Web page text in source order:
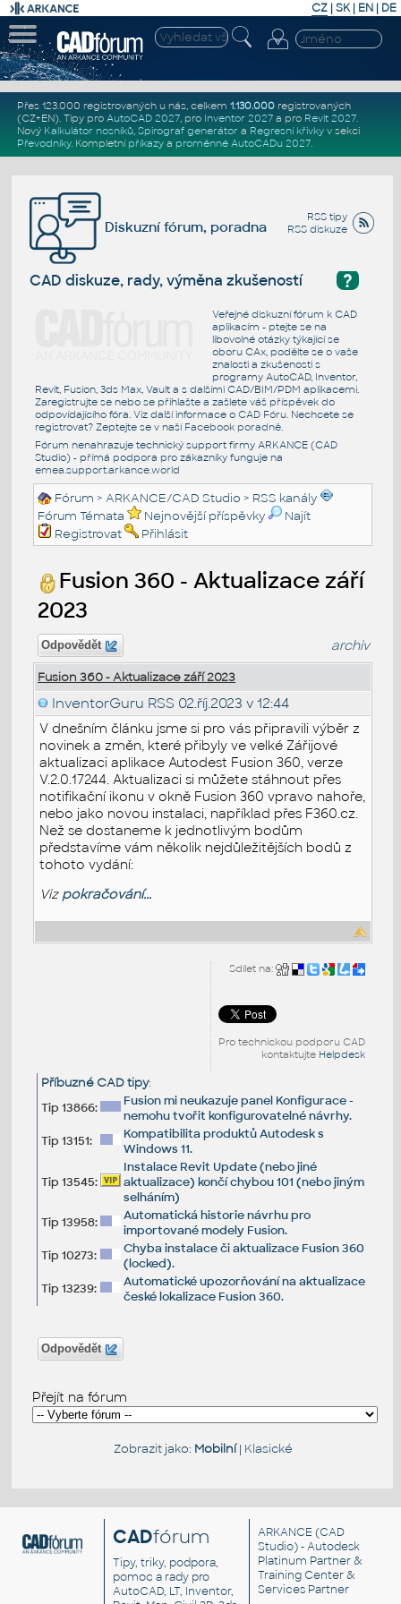
CZ | SK| EN | DE
Přes 123.000 registrovaných u nás, celkem 1.130.000registrovaných
(CZ+EN). Tipy pro AutoCAD 2027, pro Inventor 2027a pro Revit 2027.
Nový Kalkulátor nosníků, Spirograf generátor a Regresní křivkyv sekci
Převodníky. Kompletní příkazya proměnné AutoCADu 2027.
RSS tipy
RSS diskuze
Diskuzní fórum, poradna
?
CAD diskuze, rady, výměna zkušeností
Veřejné diskuzní fórum k CAD
aplikacím - ptejte se na
libovolné otázky týkající se
oboru CAx, podělte se o vaše
znalosti a zkušenosti s
programy AutoCAD, Inventor,
Revit, Fusion, 3ds Max, Vault a s dalšími CAD/BIM/PDM aplikacemi.
Zaregistrujte se nebo se přihlašte a zašlete váš příspěvek do
odpovídajícího fóra. Viz další informace o CAD Fóru. Nechcete se
registrovat? Zeptejte se v naší Facebook poradně.
Fórum nenahrazuje technický support firmy ARKANCE (CAD
Studio) - přímá podpora pro zákazníky funguje na
emea.support.arkance.world
Fórum >ARKANCE/CAD Studio > RSS kanály
Fórum Témata
Nejnovější příspěvky
Najít
Registrovat
Přihlásit
Fusion 360 - Aktualizace září
2023
Odpovědět archiv
Fusion 360 - Aktualizace září 2023
InventorGuru RSS 02.říj.2023 v 12:44
V dnešním článku jsme si pro vás připravili výběr z
novinek a změn, které přibyly ve velké Zářijové
aktualizaci aplikace Autodest Fusion 360, verze
V.2.0.17244. Aktualizaci si můžete stáhnout přes
notifikační ikonu v okně Fusion 360 vpravo nahoře,
nebo jako novou instalaci, například přes F360.cz.
Než se dostaneme k jednotlivým bodům
představíme vám několik nejdůležitějších bodů z
tohoto vydání:
Viz pokračování...
Sdílet na:
Pro technickou podporu CAD
kontaktujte Helpdesk
Příbuzné CAD tipy:
Tip 13866:
Fusion mi neukazuje panel Konfigurace -
nemohu tvořit konfigurovatelné návrhy.
Tip 13151:
Kompatibilita produktů Autodesk s
Windows 11.
Tip 13545:
Instalace Revit Update (nebo jiné
aktualizace) končí chybou 101 (nebo jiným
selháním)
Tip 13958:
Automatická historie návrhu pro
importované modely Fusion.
Tip 10273:
Chyba instalace či aktualizace Fusion 360
(locked).
Tip 13239:
Automatické upozorňování na aktualizace
české lokalizace Fusion 360.
Odpovědět
Přejít na fórum
Zobrazit jako: Mobilní| Klasické
CADfórum
Tipy, triky, podpora,
pomoc a rady pro
AutoCAD, LT, Inventor,
ARKANCE (CAD
Studio) - Autodesk
Platinum Partner &
Training Center &
Services Partner